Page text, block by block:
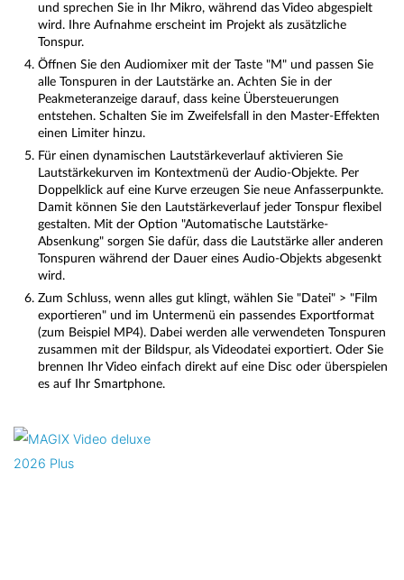
und sprechen Sie in Ihr Mikro, während das Video abgespielt
wird. Ihre Aufnahme erscheint im Projekt als zusätzliche
Tonspur.
Öffnen Sie den Audiomixer mit der Taste "M" und passen Sie
alle Tonspuren in der Lautstärke an. Achten Sie in der
Peakmeteranzeige darauf, dass keine Übersteuerungen
entstehen. Schalten Sie im Zweifelsfall in den Master-Effekten
einen Limiter hinzu.
Für einen dynamischen Lautstärkeverlauf aktivieren Sie
Lautstärkekurven im Kontextmenü der Audio-Objekte. Per
Doppelklick auf eine Kurve erzeugen Sie neue Anfasserpunkte.
Damit können Sie den Lautstärkeverlauf jeder Tonspur flexibel
gestalten. Mit der Option "Automatische Lautstärke-
Absenkung" sorgen Sie dafür, dass die Lautstärke aller anderen
Tonspuren während der Dauer eines Audio-Objekts abgesenkt
wird.
Zum Schluss, wenn alles gut klingt, wählen Sie "Datei" > "Film
exportieren" und im Untermenü ein passendes Exportformat
(zum Beispiel MP4). Dabei werden alle verwendeten Tonspuren
zusammen mit der Bildspur, als Videodatei exportiert. Oder Sie
brennen Ihr Video einfach direkt auf eine Disc oder überspielen
es auf Ihr Smartphone.